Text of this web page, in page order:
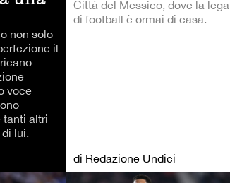
non solo
il
voce
tanti altri
lui.
Città del Messico, dove la lega
di football è ormai di casa.
di Redazione Undici